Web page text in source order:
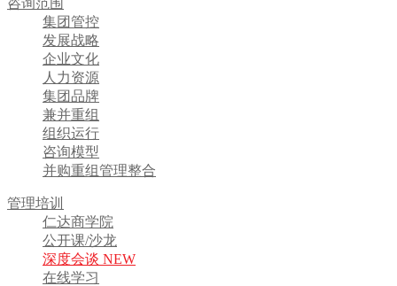
咨询范围
集团管控
发展战略
企业文化
人力资源
集团品牌
兼并重组
组织运行
咨询模型
并购重组管理整合
管理培训
仁达商学院
公开课/沙龙
深度会谈 NEW
在线学习